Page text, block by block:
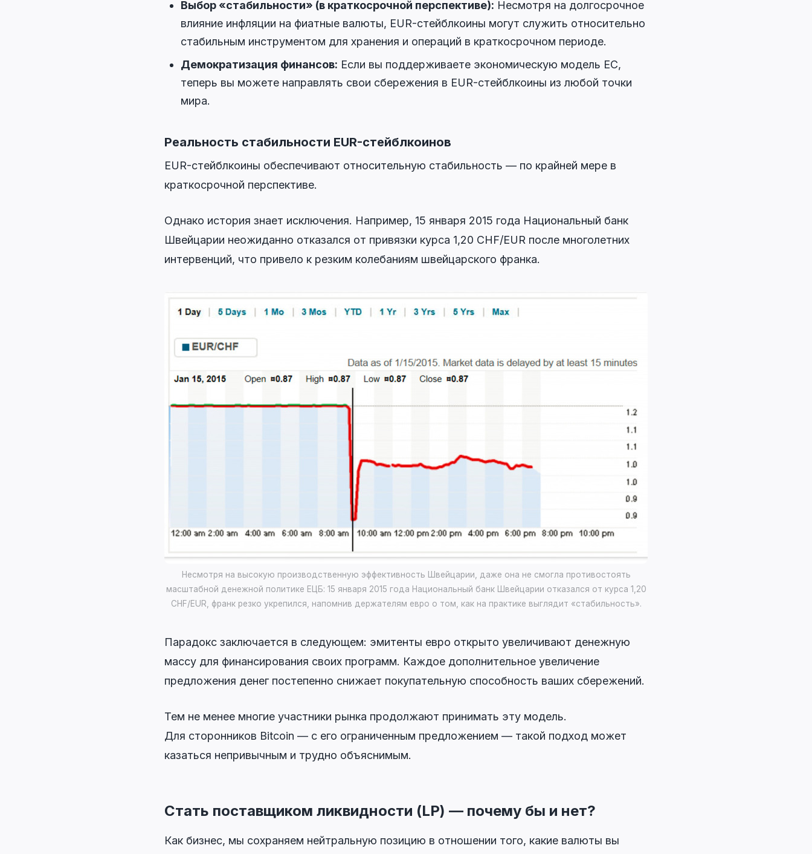
Выбор «стабильности» (в краткосрочной перспективе): Несмотря на долгосрочное
влияние инфляции на фиатные валюты, EUR-стейблкоины могут служить относительно
стабильным инструментом для хранения и операций в краткосрочном периоде.
Демократизация финансов: Если вы поддерживаете экономическую модель ЕС,
теперь вы можете направлять свои сбережения в EUR-стейблкоины из любой точки
мира.
Реальность стабильности EUR-стейблкоинов
EUR-стейблкоины обеспечивают относительную стабильность — по крайней мере в
краткосрочной перспективе.
Однако история знает исключения. Например, 15 января 2015 года Национальный банк
Швейцарии неожиданно отказался от привязки курса 1,20 CHF/EUR после многолетних
интервенций, что привело к резким колебаниям швейцарского франка.
Несмотря на высокую производственную эффективность Швейцарии, даже она не смогла противостоять
масштабной денежной политике ЕЦБ: 15 января 2015 года Национальный банк Швейцарии отказался от курса 1,20
CHF/EUR, франк резко укрепился, напомнив держателям евро о том, как на практике выглядит «стабильность».
Парадокс заключается в следующем: эмитенты евро открыто увеличивают денежную
массу для финансирования своих программ. Каждое дополнительное увеличение
предложения денег постепенно снижает покупательную способность ваших сбережений.
Тем не менее многие участники рынка продолжают принимать эту модель.
Для сторонников Bitcoin — с его ограниченным предложением — такой подход может
казаться непривычным и трудно объяснимым.
Стать поставщиком ликвидности (LP) — почему бы и нет?
Как бизнес, мы сохраняем нейтральную позицию в отношении того, какие валюты вы